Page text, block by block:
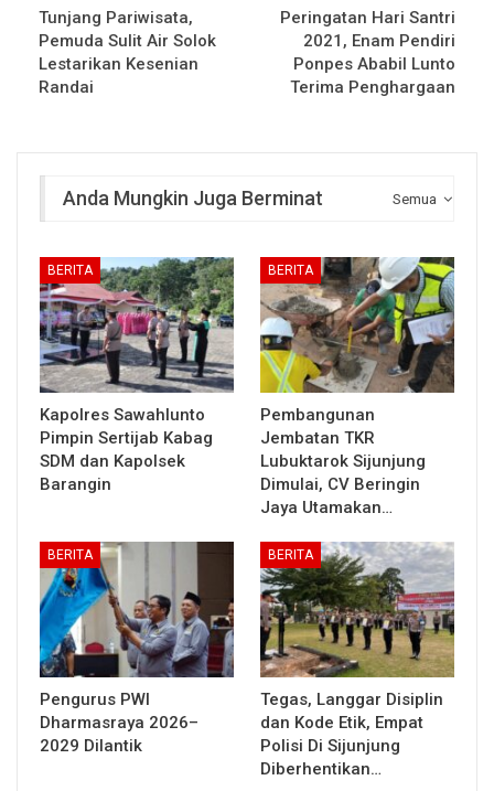
Tunjang Pariwisata,
Pemuda Sulit Air Solok
Lestarikan Kesenian
Randai
Peringatan Hari Santri
2021, Enam Pendiri
Ponpes Ababil Lunto
Terima Penghargaan
Semua
Anda Mungkin Juga Berminat
BERITA
Kapolres Sawahlunto
Pimpin Sertijab Kabag
SDM dan Kapolsek
Barangin
BERITA
Pembangunan
Jembatan TKR
Lubuktarok Sijunjung
Dimulai, CV Beringin
Jaya Utamakan…
BERITA
Pengurus PWI
Dharmasraya 2026–
2029 Dilantik
BERITA
Tegas, Langgar Disiplin
dan Kode Etik, Empat
Polisi Di Sijunjung
Diberhentikan…